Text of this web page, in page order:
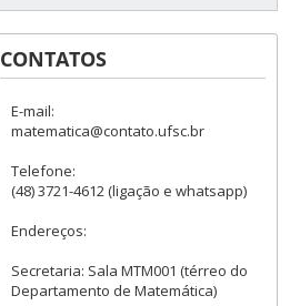
CONTATOS
E-mail:
matematica@contato.ufsc.br
Telefone:
(48) 3721-4612 (ligação e whatsapp)
Endereços:
Secretaria: Sala MTM001 (térreo do
Departamento de Matemática)